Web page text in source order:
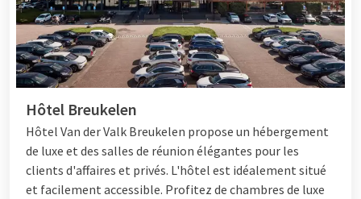
Hôtel Breukelen
Hôtel Van der Valk Breukelen propose un hébergement
de luxe et des salles de réunion élégantes pour les
clients d'affaires et privés. L'hôtel est idéalement situé
et facilement accessible. Profitez de chambres de luxe